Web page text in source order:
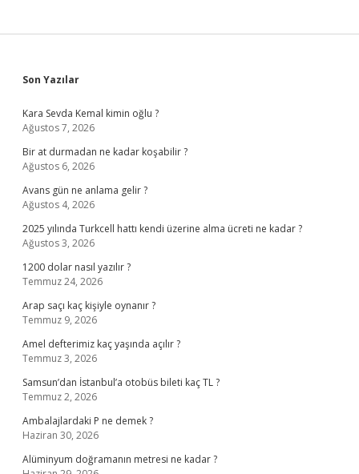
Sidebar
Son Yazılar
Kara Sevda Kemal kimin oğlu ?
Ağustos 7, 2026
Bir at durmadan ne kadar koşabilir ?
Ağustos 6, 2026
Avans gün ne anlama gelir ?
Ağustos 4, 2026
2025 yılında Turkcell hattı kendi üzerine alma ücreti ne kadar ?
Ağustos 3, 2026
1200 dolar nasıl yazılır ?
Temmuz 24, 2026
Arap saçı kaç kişiyle oynanır ?
Temmuz 9, 2026
Amel defterimiz kaç yaşında açılır ?
Temmuz 3, 2026
Samsun’dan İstanbul’a otobüs bileti kaç TL ?
Temmuz 2, 2026
Ambalajlardaki P ne demek ?
Haziran 30, 2026
Alüminyum doğramanın metresi ne kadar ?